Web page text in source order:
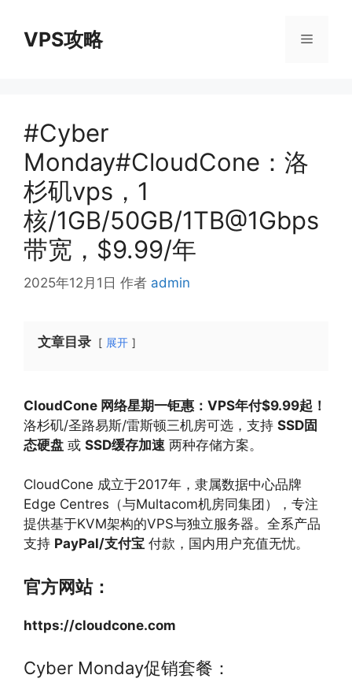
VPS攻略 菜
#Cyber
Monday#CloudCone：洛
杉矶vps，1
核/1GB/50GB/1TB@1Gbps
带宽，$9.99/年
2025年12月1日 作者 admin
文章目录 展开
CloudCone 网络星期一钜惠：VPS年付$9.99起！
洛杉矶/圣路易斯/雷斯顿三机房可选，支持 SSD固
态硬盘 ​ 或 SSD缓存加速 ​ 两种存储方案。
CloudCone 成立于2017年，隶属数据中心品牌
Edge Centres（与Multacom机房同集团），专注
提供基于KVM架构的VPS与独立服务器。全系产品
支持 PayPal/支付宝 ​ 付款，国内用户充值无忧。
官方网站：
https://cloudcone.com
Cyber Monday促销套餐：